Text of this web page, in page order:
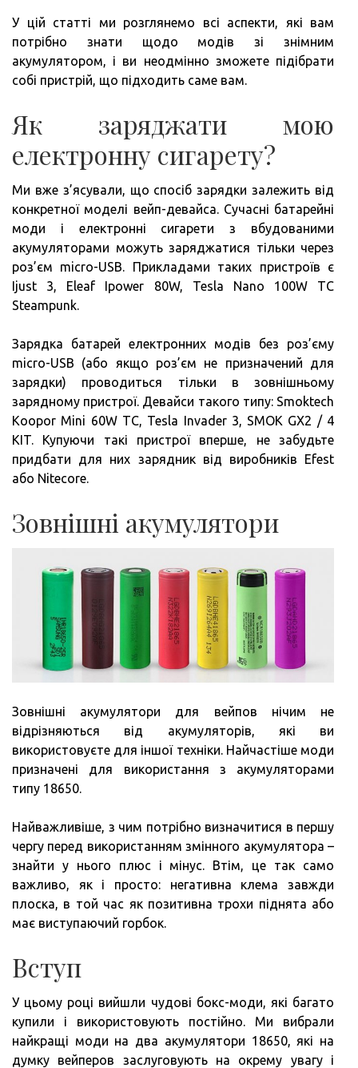
У цій статті ми розглянемо всі аспекти, які вам
потрібно знати щодо модів зі знімним
акумулятором, і ви неодмінно зможете підібрати
собі пристрій, що підходить саме вам.
Як заряджати мою
електронну сигарету?
Ми вже з’ясували, що спосіб зарядки залежить від
конкретної моделі вейп-девайса. Сучасні батарейні
моди і електронні сигарети з вбудованими
акумуляторами можуть заряджатися тільки через
роз’єм micro-USB. Прикладами таких пристроїв є
Ijust 3, Eleaf Ipower 80W, Tesla Nano 100W TC
Steampunk.
Зарядка батарей електронних модів без роз’єму
micro-USB (або якщо роз’єм не призначений для
зарядки) проводиться тільки в зовнішньому
зарядному пристрої. Девайси такого типу: Smoktech
Koopor Mini 60W TC, Tesla Invader 3, SMOK GX2 / 4
KIT. Купуючи такі пристрої вперше, не забудьте
придбати для них зарядник від виробників Efest
або Nitecore.
Зовнішні акумулятори
Зовнішні акумулятори для вейпов нічим не
відрізняються від акумуляторів, які ви
використовуєте для іншої техніки. Найчастіше моди
призначені для використання з акумуляторами
типу 18650.
Найважливіше, з чим потрібно визначитися в першу
чергу перед використанням змінного акумулятора –
знайти у нього плюс і мінус. Втім, це так само
важливо, як і просто: негативна клема завжди
плоска, в той час як позитивна трохи піднята або
має виступаючий горбок.
Вступ
У цьому році вийшли чудові бокс-моди, які багато
купили і використовують постійно. Ми вибрали
найкращі моди на два акумулятори 18650, які на
думку вейперов заслуговують на окрему увагу і